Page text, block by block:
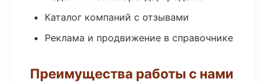
Каталог компаний с отзывами
Реклама и продвижение в справочнике
Преимущества работы с нами